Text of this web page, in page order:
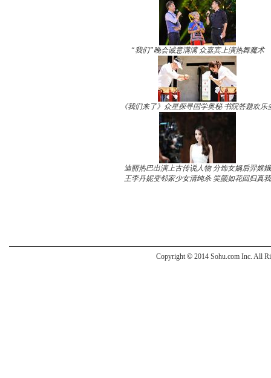
“我们”晚会诚意满满 众嘉宾上演热舞魔术
《我们来了》众星探寻国学奥秘 书院答题欢乐
迪丽热巴出演上古传说人物 分饰女娲后羿嫦娥
王李丹妮变邻家少女清纯杀 笑颜如花回归真我
Copyright © 2014 Sohu.com Inc. All